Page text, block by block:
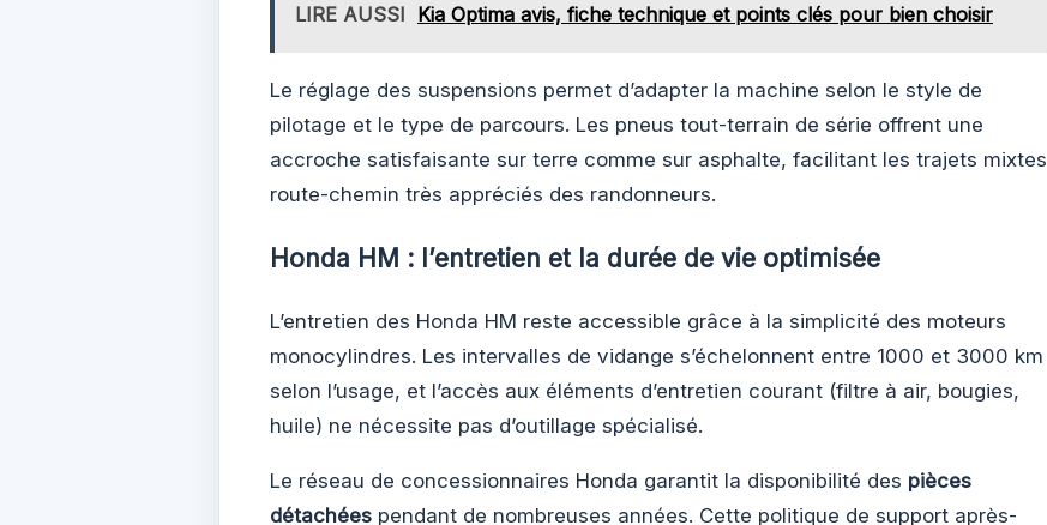
LIRE AUSSI Kia Optima avis, fiche technique et points clés pour bien choisir
Le réglage des suspensions permet d’adapter la machine selon le style de
pilotage et le type de parcours. Les pneus tout-terrain de série offrent une
accroche satisfaisante sur terre comme sur asphalte, facilitant les trajets mixtes
route-chemin très appréciés des randonneurs.
Honda HM : l’entretien et la durée de vie optimisée
L’entretien des Honda HM reste accessible grâce à la simplicité des moteurs
monocylindres. Les intervalles de vidange s’échelonnent entre 1000 et 3000 km
selon l’usage, et l’accès aux éléments d’entretien courant (filtre à air, bougies,
huile) ne nécessite pas d’outillage spécialisé.
Le réseau de concessionnaires Honda garantit la disponibilité des pièces
détachées pendant de nombreuses années. Cette politique de support après-